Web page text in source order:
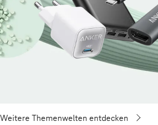
Weitere Themenwelten entdecken